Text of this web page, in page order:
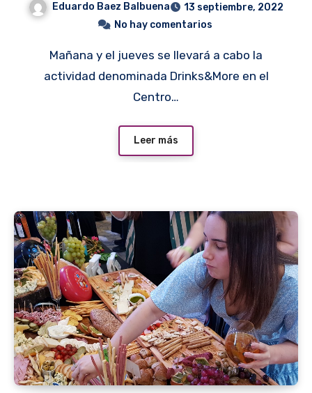
Eduardo Baez Balbuena
13 septiembre, 2022
No hay comentarios
Mañana y el jueves se llevará a cabo la
actividad denominada Drinks&More en el
Centro…
Leer más